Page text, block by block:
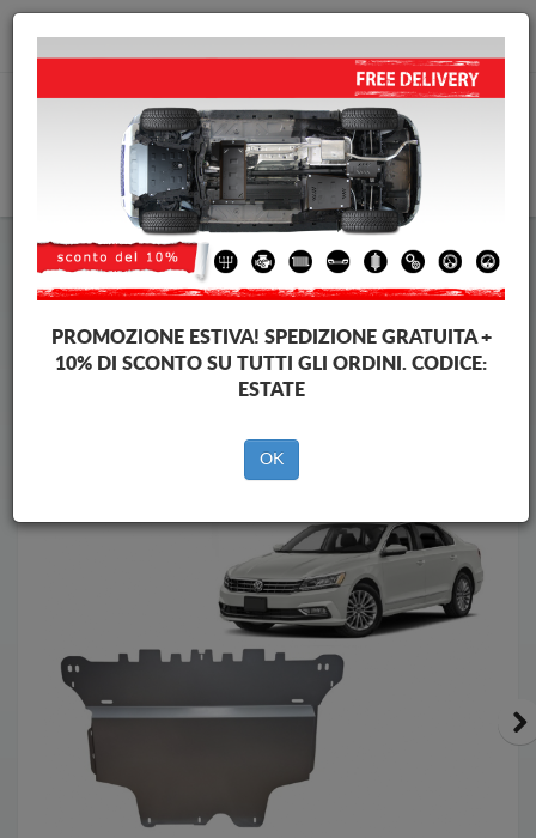
info@piastraparamotore.com
Piastra paramotore di acciaio Volkswagen
Piastra paramotore di acciaio Volkswagen Passat
Brands
Brands
PROMOZIONE ESTIVA! SPEDIZIONE GRATUITA +
10% DI SCONTO SU TUTTI GLI ORDINI. CODICE:
ESTATE
OK